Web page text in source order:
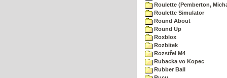
Roulette (Pemberton,
Roulette Simulator
Round About
Round Up
Roxblox
Rozbitek
Rozstřel M4
Rubacka vo Kopec
Rubber Ball